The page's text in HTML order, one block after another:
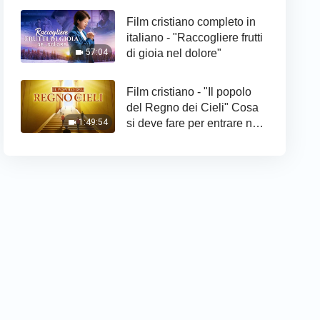
57:04
Film cristiano completo in
italiano - "Raccogliere frutti
di gioia nel dolore"
1:49:54
Film cristiano - "Il popolo
del Regno dei Cieli" Cosa
si deve fare per entrare nel